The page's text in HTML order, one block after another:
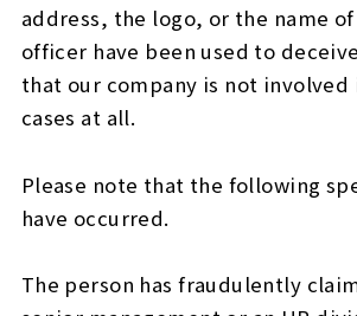
address, the logo, or the name
officer have been used to
that our company is not involved
cases at all.
Please note that the following
have occurred.
The person has fraudulently